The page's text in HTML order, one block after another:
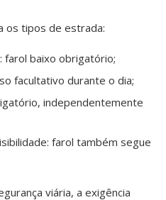
os tipos de estrada:
farol baixo obrigatório;
facultativo durante o dia;
independentemente
farol também segue
viária, a exigência